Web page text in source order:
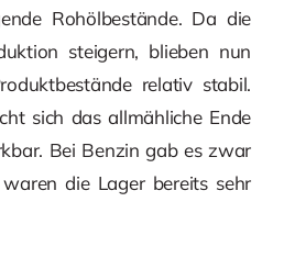
Rohölbestände. Da die
steigern, blieben nun
relativ stabil.
sich das allmähliche Ende
Bei Benzin gab es zwar
die Lager bereits sehr